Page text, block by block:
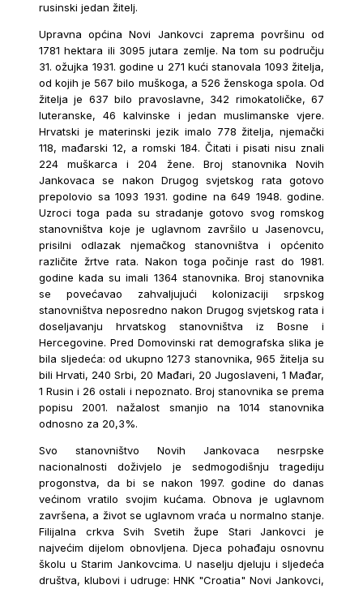
rusinski jedan žitelj.
Upravna općina Novi Jankovci zaprema površinu od
1781 hektara ili 3095 jutara zemlje. Na tom su području
31. ožujka 1931. godine u 271 kući stanovala 1093 žitelja,
od kojih je 567 bilo muškoga, a 526 ženskoga spola. Od
žitelja je 637 bilo pravoslavne, 342 rimokatoličke, 67
luteranske, 46 kalvinske i jedan muslimanske vjere.
Hrvatski je materinski jezik imalo 778 žitelja, njemački
118, mađarski 12, a romski 184. Čitati i pisati nisu znali
224 muškarca i 204 žene. Broj stanovnika Novih
Jankovaca se nakon Drugog svjetskog rata gotovo
prepolovio sa 1093 1931. godine na 649 1948. godine.
Uzroci toga pada su stradanje gotovo svog romskog
stanovništva koje je uglavnom završilo u Jasenovcu,
prisilni odlazak njemačkog stanovništva i općenito
različite žrtve rata. Nakon toga počinje rast do 1981.
godine kada su imali 1364 stanovnika. Broj stanovnika
se povećavao zahvaljujući kolonizaciji srpskog
stanovništva neposredno nakon Drugog svjetskog rata i
doseljavanju hrvatskog stanovništva iz Bosne i
Hercegovine. Pred Domovinski rat demografska slika je
bila sljedeća: od ukupno 1273 stanovnika, 965 žitelja su
bili Hrvati, 240 Srbi, 20 Mađari, 20 Jugoslaveni, 1 Mađar,
1 Rusin i 26 ostali i nepoznato. Broj stanovnika se prema
popisu 2001. nažalost smanjio na 1014 stanovnika
odnosno za 20,3%.
Svo stanovništvo Novih Jankovaca nesrpske
nacionalnosti doživjelo je sedmogodišnju tragediju
progonstva, da bi se nakon 1997. godine do danas
većinom vratilo svojim kućama. Obnova je uglavnom
završena, a život se uglavnom vraća u normalno stanje.
Filijalna crkva Svih Svetih župe Stari Jankovci je
najvećim dijelom obnovljena. Djeca pohađaju osnovnu
školu u Starim Jankovcima. U naselju djeluju i sljedeća
društva, klubovi i udruge: HNK "Croatia" Novi Jankovci,